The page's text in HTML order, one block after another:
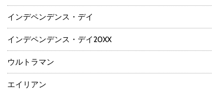
インデペンデンス・デイ
インデペンデンス・デイ20XX
ウルトラマン
エイリアン